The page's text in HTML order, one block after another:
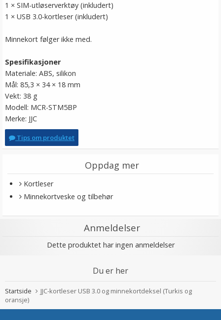
1 × SIM-utløserverktøy (inkludert)
1 × USB 3.0-kortleser (inkludert)
Minnekort følger ikke med.
Spesifikasjoner
Materiale: ABS, silikon
Mål: 85,3 × 34 × 18 mm
Vekt: 38 g
Modell: MCR-STM5BP
Merke: JJC
Tips om produktet
Oppdag mer
Kortleser
Minnekortveske og tilbehør
Anmeldelser
Dette produktet har ingen anmeldelser
Du er her
Startside
JJC-kortleser USB 3.0 og minnekortdeksel (Turkis og
oransje)